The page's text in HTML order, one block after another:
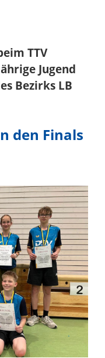
TTV
Jugend
Bezirks LB
den Finals